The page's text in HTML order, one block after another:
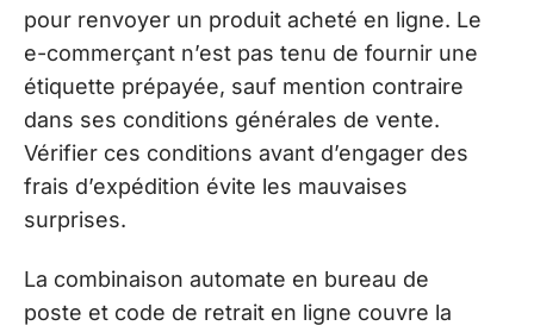
pour renvoyer un produit acheté en ligne. Le
e-commerçant n’est pas tenu de fournir une
étiquette prépayée, sauf mention contraire
dans ses conditions générales de vente.
Vérifier ces conditions avant d’engager des
frais d’expédition évite les mauvaises
surprises.
La combinaison automate en bureau de
poste et code de retrait en ligne couvre la